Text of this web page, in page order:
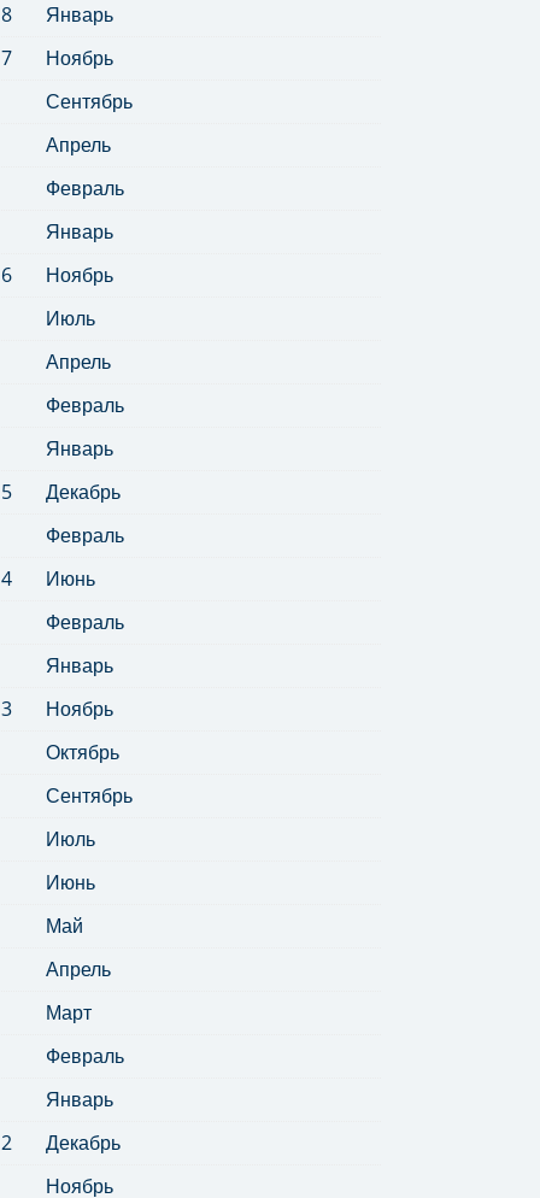
Январь
Ноябрь
Сентябрь
Апрель
Февраль
Январь
Ноябрь
Июль
Апрель
Февраль
Январь
Декабрь
Февраль
Июнь
Февраль
Январь
Ноябрь
Октябрь
Сентябрь
Июль
Июнь
Май
Апрель
Март
Февраль
Январь
Декабрь
Ноябрь